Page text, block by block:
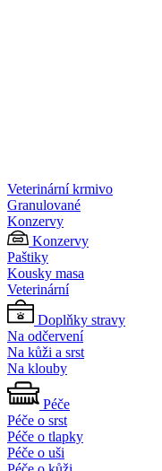
Veterinární krmivo
Granulované
Konzervy
Konzervy
Paštiky
Kousky masa
Veterinární
Doplňky stravy
Na odčervení
Na kůži a srst
Na klouby
Péče
Péče o srst
Péče o tlapky
Péče o uši